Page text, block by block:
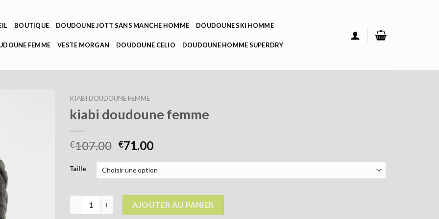
BOUTIQUE DOUDOUNE JOTT SANS MANCHE HOMME DOUDOUNE SKI HOMME
FEMME VESTE MORGAN DOUDOUNE CELIO DOUDOUNE HOMME SUPERDRY
KIABI DOUDOUNE FEMME
kiabi doudoune femme
€107.00 €71.00
Taille
AJOUTER AU PANIER